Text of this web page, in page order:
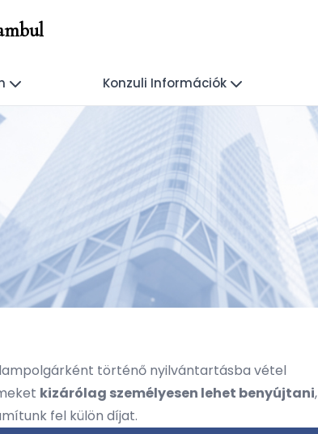
Konzuli Információk
történő nyilvántartásba vétel
kizárólag személyesen lehet benyújtani,
fel külön díjat.